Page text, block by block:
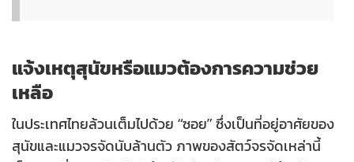
แจ้งเหตุสุนัขหรือแมวต้องการความช่วย
เหลือ
ในประเทศไทยล้วนเต็มไปด้วย “ซอย” ซึ่งเป็นที่อยู่อาศัยของ
สุนัขและแมวจรจัดนับล้านตัว ภาพของสัตว์จรจัดเหล่านี้